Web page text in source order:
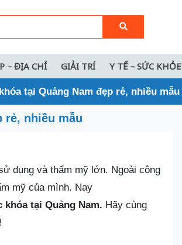
– ĐỊA CHỈ GIẢI TRÍ Y TẾ – SỨC KHỎE
tại Quảng Nam đẹp rẻ, nhiều mẫu
rẻ, nhiều mẫu
dụng và thẩm mỹ lớn. Ngoài công
mỹ của mình. Nay
khóa tại Quảng Nam. Hãy cùng